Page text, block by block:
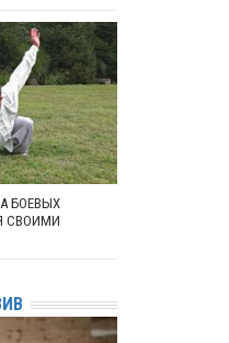
БОЕВЫХ
СВОИМИ